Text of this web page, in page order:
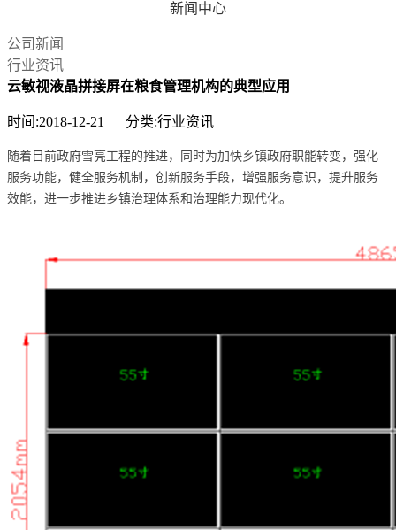
新闻中心
公司新闻
行业资讯
云敏视液晶拼接屏在粮食管理机构的典型应用
时间:2018-12-21 分类:行业资讯
随着目前政府雪亮工程的推进，同时为加快乡镇政府职能转变，强化
服务功能，健全服务机制，创新服务手段，增强服务意识，提升服务
效能，进一步推进乡镇治理体系和治理能力现代化。